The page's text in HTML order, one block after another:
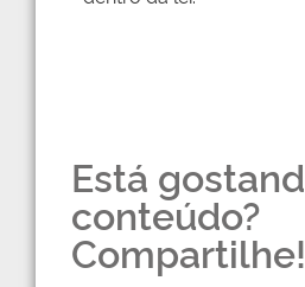
Está
conteúdo?
Compartilhe!